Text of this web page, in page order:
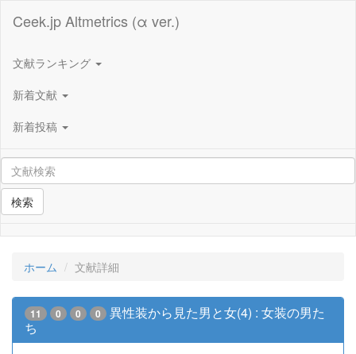
Ceek.jp Altmetrics (α ver.)
文献ランキング
新着文献
新着投稿
検索
ホーム 文献詳細
11 0 0 0
異性装から見た男と女(4) : 女装の男た
ち